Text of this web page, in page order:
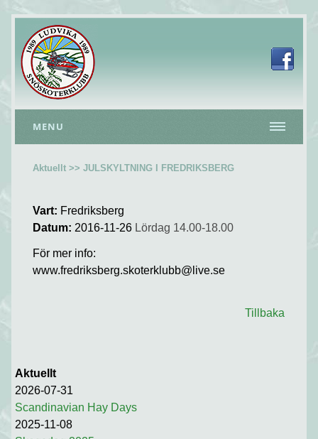
MENU
Aktuellt >> JULSKYLTNING I FREDRIKSBERG
Vart: Fredriksberg
Datum: 2016-11-26 Lördag 14.00-18.00
För mer info:
www.fredriksberg.skoterklubb@live.se
Tillbaka
Aktuellt
2026-07-31
Scandinavian Hay Days
2025-11-08